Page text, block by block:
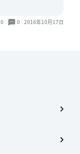
0 0 2016年10月17日